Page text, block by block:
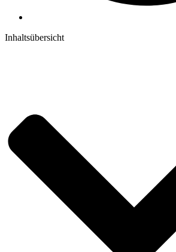
Inhaltsübersicht